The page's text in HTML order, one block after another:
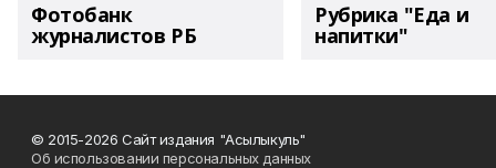
Фотобанк
журналистов РБ
Рубрика "Еда и
напитки"
© 2015-2026 Сайт издания "Асылыкуль"
Об использовании персональных данных